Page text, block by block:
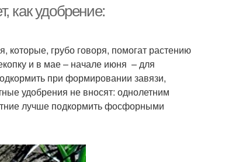
как удобрение:
которые, грубо говоря, помогат растению
и в мае – начале июня – для
при формировании завязи,
удобрения не вносят: однолетним
лучше подкормить фосфорными